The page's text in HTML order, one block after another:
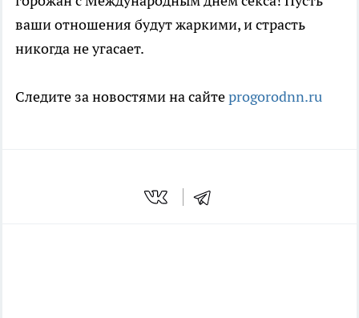
ваши отношения будут жаркими, и страсть
никогда не угасает.
Следите за новостями на сайтеprogorodnn.ru